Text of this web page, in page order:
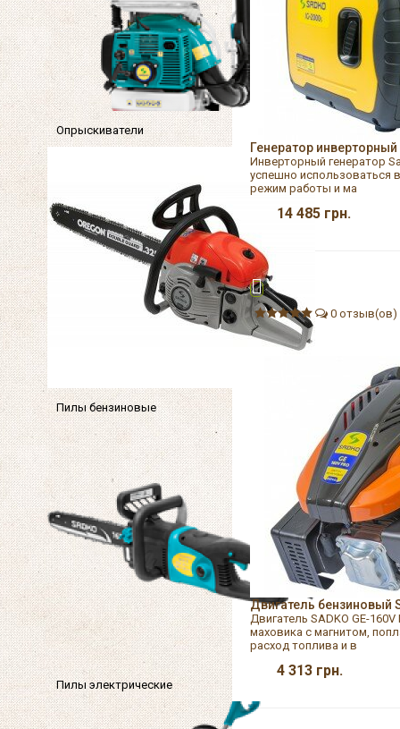
Опрыскиватели
Пилы бензиновые
Пилы электрические
Генератор
Инверторный генератор
успешно использоваться
режим работы и ма
14 485 грн.
0 отзыв(ов)
Двигатель бензиновый
Двигатель SADKO GE-
маховика с магнитом,
расход топлива и в
4 313 грн.